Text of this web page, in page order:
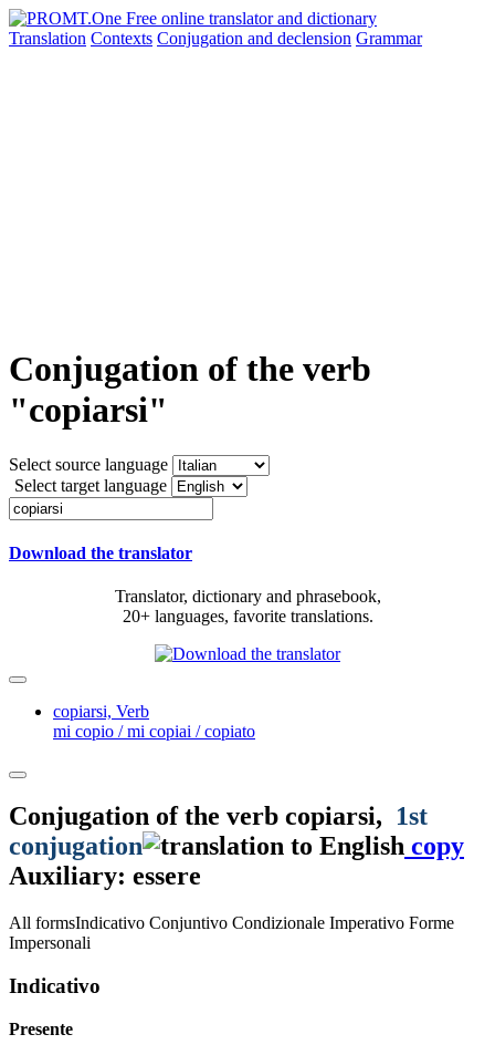
Translation Contexts Conjugation and declension Grammar
Conjugation of the verb
"copiarsi"
Select source language
Select target language
Download the translator
Translator, dictionary and phrasebook,
20+ languages, favorite translations.
copiarsi, Verb
mi copio / mi copiai / copiato
Conjugation of the verb copiarsi, 1st
conjugation
copy
Auxiliary: essere
All formsIndicativo Conjuntivo Condizionale Imperativo Forme
Impersonali
Indicativo
Presente